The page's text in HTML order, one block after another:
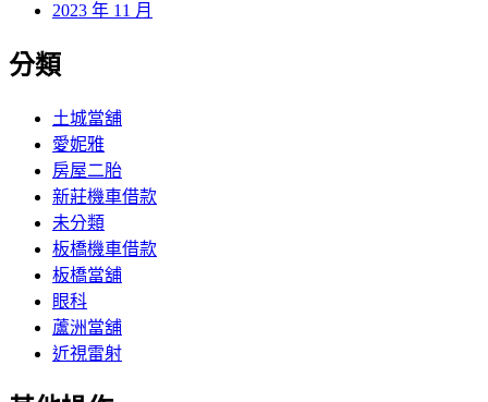
2023 年 11 月
分類
土城當舖
愛妮雅
房屋二胎
新莊機車借款
未分類
板橋機車借款
板橋當舖
眼科
蘆洲當舖
近視雷射